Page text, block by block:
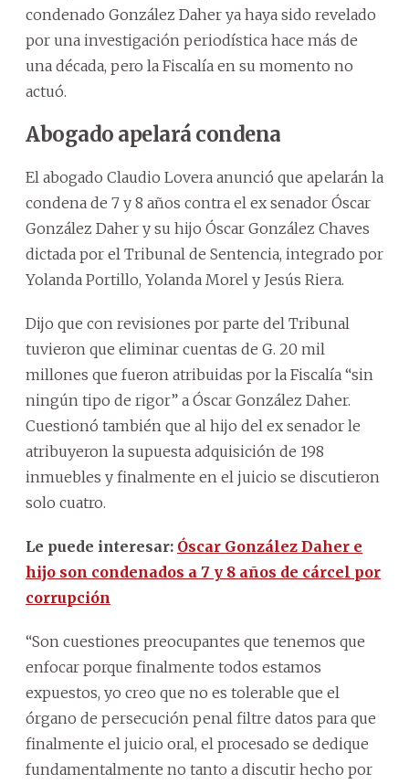
condenado González Daher ya haya sido revelado
por una investigación periodística hace más de
una década, pero la Fiscalía en su momento no
actuó.
Abogado apelará condena
El abogado Claudio Lovera anunció que apelarán la
condena de 7 y 8 años contra el ex senador Óscar
González Daher y su hijo Óscar González Chaves
dictada por el Tribunal de Sentencia, integrado por
Yolanda Portillo, Yolanda Morel y Jesús Riera.
Dijo que con revisiones por parte del Tribunal
tuvieron que eliminar cuentas de G. 20 mil
millones que fueron atribuidas por la Fiscalía “sin
ningún tipo de rigor” a Óscar González Daher.
Cuestionó también que al hijo del ex senador le
atribuyeron la supuesta adquisición de 198
inmuebles y finalmente en el juicio se discutieron
solo cuatro.
Le puede interesar: Óscar González Daher e
hijo son condenados a 7 y 8 años de cárcel por
corrupción
“Son cuestiones preocupantes que tenemos que
enfocar porque finalmente todos estamos
expuestos, yo creo que no es tolerable que el
órgano de persecución penal filtre datos para que
finalmente el juicio oral, el procesado se dedique
fundamentalmente no tanto a discutir hecho por